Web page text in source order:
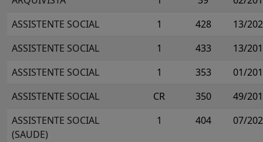
ASSISTENTE SOCIAL
1 428
13/
ASSISTENTE SOCIAL
1 433
13/
ASSISTENTE SOCIAL
1 353
01/
ASSISTENTE SOCIAL
CR 350
49/
ASSISTENTE SOCIAL
(SAUDE)
1 404 07/